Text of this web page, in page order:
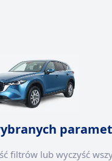
filtrów lub wyczyść